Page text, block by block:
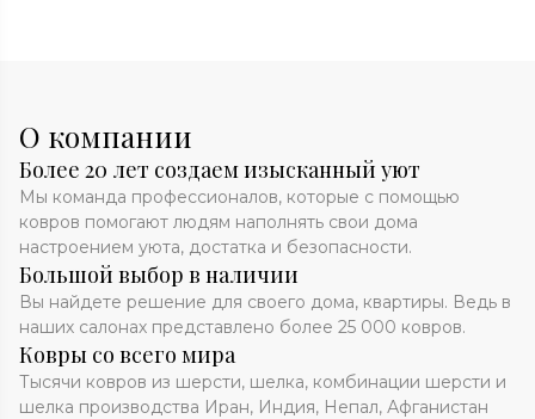
О компании
Более 20 лет создаем изысканный уют
Мы команда профессионалов, которые с помощью
ковров помогают людям наполнять свои дома
настроением уюта, достатка и безопасности.
Большой выбор в наличии
Вы найдете решение для своего дома, квартиры. Ведь в
наших салонах представлено более 25 000 ковров.
Ковры со всего мира
Тысячи ковров из шерсти, шелка, комбинации шерсти и
шелка производства Иран, Индия, Непал, Афганистан